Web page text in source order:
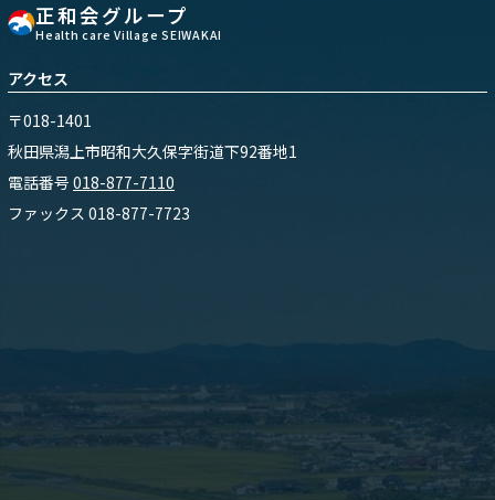
正和会グループ
Health care Village SEIWAKAI
アクセス
〒018-1401
秋田県潟上市昭和大久保字街道下92番地1
電話番号 018-877-7110
ファックス 018-877-7723